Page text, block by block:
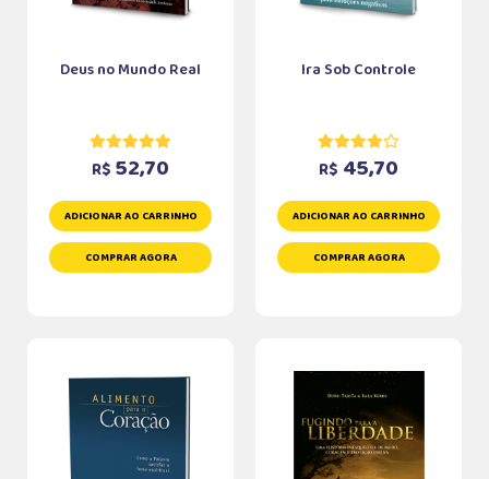
Deus no Mundo Real
R$ 52,70
ADICIONAR AO CARRINHO
COMPRAR AGORA
Ira Sob Controle
R$ 45,70
ADICIONAR AO CARRINHO
COMPRAR AGORA